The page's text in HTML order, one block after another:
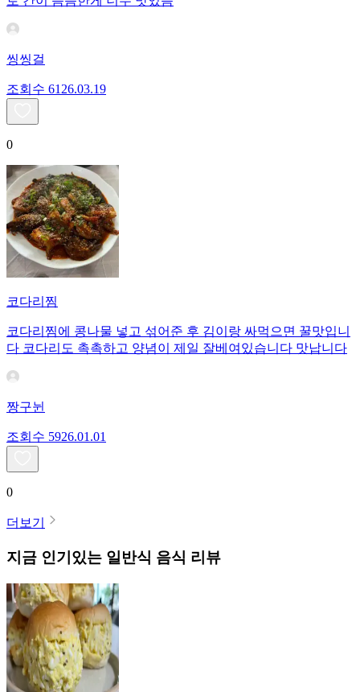
씽씽걸
조회수 61 26.03.19
0
코다리찜
코다리찜에 콩나물 넣고 섞어준 후 김이랑 싸먹으면 꿀맛입니
다 코다리도 촉촉하고 양념이 제일 잘베여있습니다 맛납니다
짱구뉜
조회수 5926.01.01
0
더보기
지금 인기있는 일반식 음식 리뷰